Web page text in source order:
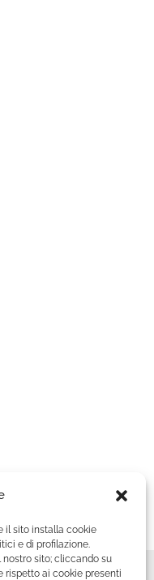
il sito installa cookie
e di profilazione.
sito; cliccando su
rispetto ai cookie presenti